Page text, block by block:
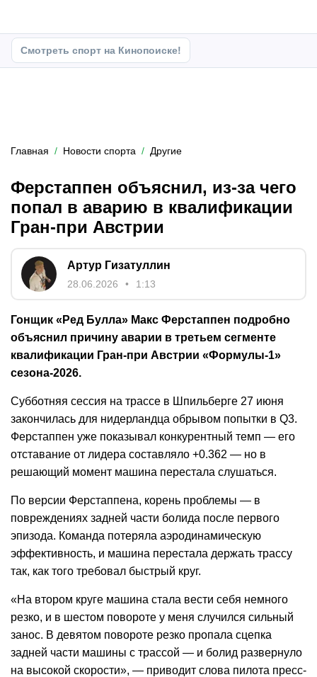
Смотреть спорт на Кинопоиске!
Главная Новости спорта Другие
Ферстаппен объяснил, из-за чего
попал в аварию в квалификации
Гран-при Австрии
Артур Гизатуллин
28.06.2026 1:13
Гонщик «Ред Булла» Макс Ферстаппен подробно
объяснил причину аварии в третьем сегменте
квалификации Гран-при Австрии «Формулы-1»
сезона-2026.
Субботняя сессия на трассе в Шпильберге 27 июня
закончилась для нидерландца обрывом попытки в Q3.
Ферстаппен уже показывал конкурентный темп — его
отставание от лидера составляло +0.362 — но в
решающий момент машина перестала слушаться.
По версии Ферстаппена, корень проблемы — в
повреждениях задней части болида после первого
эпизода. Команда потеряла аэродинамическую
эффективность, и машина перестала держать трассу
так, как того требовал быстрый круг.
«На втором круге машина стала вести себя немного
резко, и в шестом повороте у меня случился сильный
занос. В девятом повороте резко пропала сцепка
задней части машины с трассой — и болид развернуло
на высокой скорости», — приводит слова пилота пресс-